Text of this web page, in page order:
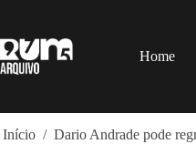
o
conteúdo
Home
Início / Dario Andrade pode